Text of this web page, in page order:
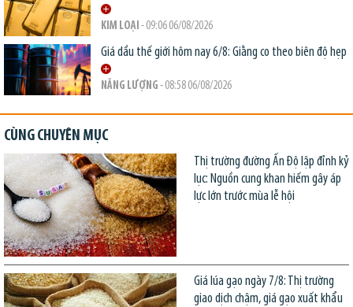
KIM LOẠI - 09:06 06/08/2026
Giá dầu thế giới hôm nay 6/8: Giằng co theo biên độ hẹp
NĂNG LƯỢNG - 08:58 06/08/2026
CÙNG CHUYÊN MỤC
Thị trường đường Ấn Độ lập đỉnh kỷ
lục: Nguồn cung khan hiếm gây áp
lực lớn trước mùa lễ hội
Giá lúa gạo ngày 7/8: Thị trường
giao dịch chậm, giá gạo xuất khẩu